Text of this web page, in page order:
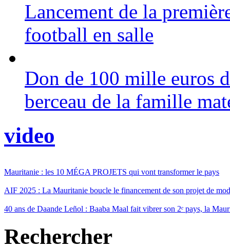
Lancement de la
football en salle
Don de 100 mille euros
berceau de la famille
video
Mauritanie : les 10 MÉGA PROJETS qui vont transformer le pays
AIF 2025 : La Mauritanie boucle le financement de son projet de
40 ans de Daande Leñol : Baaba Maal fait vibrer son 2ᵉ pays, la
Rechercher